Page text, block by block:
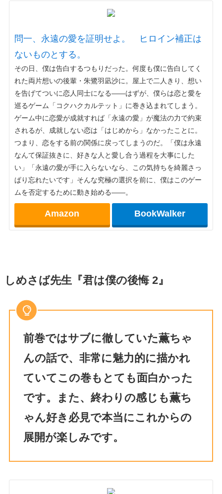
問一、永遠の愛を証明せよ。 ヒロイン補正は
ないものとする。
その日、僕は告白するつもりだった。何度も僕に告白してく
れた両片想いの後輩・朱鷺羽凪沙に。屋上で二人きり、想い
を告げてついに恋人同士になる――はずが、僕らは恋と愛を
巡るゲーム「コクハクカルテット」に巻き込まれてしまう。
ゲーム中に恋愛が成就すれば「永遠の愛」が魔法の力で約束
されるが、成就しない恋は「はじめから」なかったことに。
つまり、恋をする前の関係に戻ってしまうのだ。「僕は永遠
なんて保証抜きに、好きな人と愛し合う過程を大事にした
い」「永遠の愛が手に入らないなら、この気持ちを綺麗さっ
ぱり忘れたいです」そんな究極の選択を前に、僕はこのゲー
ムを否定するために動き始める――。
Amazon BookWalker
しめさば先生『君は僕の後悔 2』
前巻ではサブに徹していた薫ちゃ
んの話で、非常に魅力的に描かれ
ていてこの巻もとても面白かった
です。また、終わりの感じも薫ち
ゃん好き必見で本当にこれからの
展開が楽しみです。